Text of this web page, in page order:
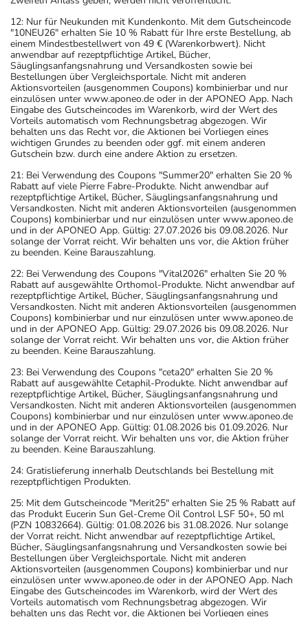
12: Nur für Neukunden mit Kundenkonto. Mit dem Gutscheincode
"10NEU26" erhalten Sie 10 % Rabatt für Ihre erste Bestellung, ab
einem Mindestbestellwert von 49 € (Warenkorbwert). Nicht
anwendbar auf rezeptpflichtige Artikel, Bücher,
Säuglingsanfangsnahrung und Versandkosten sowie bei
Bestellungen über Vergleichsportale. Nicht mit anderen
Aktionsvorteilen (ausgenommen Coupons) kombinierbar und nur
einzulösen unter www.aponeo.de oder in der APONEO App. Nach
Eingabe des Gutscheincodes im Warenkorb, wird der Wert des
Vorteils automatisch vom Rechnungsbetrag abgezogen. Wir
behalten uns das Recht vor, die Aktionen bei Vorliegen eines
wichtigen Grundes zu beenden oder ggf. mit einem anderen
Gutschein bzw. durch eine andere Aktion zu ersetzen.
21: Bei Verwendung des Coupons "Summer20" erhalten Sie 20 %
Rabatt auf viele Pierre Fabre-Produkte. Nicht anwendbar auf
rezeptpflichtige Artikel, Bücher, Säuglingsanfangsnahrung und
Versandkosten. Nicht mit anderen Aktionsvorteilen (ausgenommen
Coupons) kombinierbar und nur einzulösen unter www.aponeo.de
und in der APONEO App. Gültig: 27.07.2026 bis 09.08.2026. Nur
solange der Vorrat reicht. Wir behalten uns vor, die Aktion früher
zu beenden. Keine Barauszahlung.
22: Bei Verwendung des Coupons "Vital2026" erhalten Sie 20 %
Rabatt auf ausgewählte Orthomol-Produkte. Nicht anwendbar auf
rezeptpflichtige Artikel, Bücher, Säuglingsanfangsnahrung und
Versandkosten. Nicht mit anderen Aktionsvorteilen (ausgenommen
Coupons) kombinierbar und nur einzulösen unter www.aponeo.de
und in der APONEO App. Gültig: 29.07.2026 bis 09.08.2026. Nur
solange der Vorrat reicht. Wir behalten uns vor, die Aktion früher
zu beenden. Keine Barauszahlung.
23: Bei Verwendung des Coupons "ceta20" erhalten Sie 20 %
Rabatt auf ausgewählte Cetaphil-Produkte. Nicht anwendbar auf
rezeptpflichtige Artikel, Bücher, Säuglingsanfangsnahrung und
Versandkosten. Nicht mit anderen Aktionsvorteilen (ausgenommen
Coupons) kombinierbar und nur einzulösen unter www.aponeo.de
und in der APONEO App. Gültig: 01.08.2026 bis 01.09.2026. Nur
solange der Vorrat reicht. Wir behalten uns vor, die Aktion früher
zu beenden. Keine Barauszahlung.
24: Gratislieferung innerhalb Deutschlands bei Bestellung mit
rezeptpflichtigen Produkten.
25: Mit dem Gutscheincode "Merit25" erhalten Sie 25 % Rabatt auf
das Produkt Eucerin Sun Gel-Creme Oil Control LSF 50+, 50 ml
(PZN 10832664). Gültig: 01.08.2026 bis 31.08.2026. Nur solange
der Vorrat reicht. Nicht anwendbar auf rezeptpflichtige Artikel,
Bücher, Säuglingsanfangsnahrung und Versandkosten sowie bei
Bestellungen über Vergleichsportale. Nicht mit anderen
Aktionsvorteilen (ausgenommen Coupons) kombinierbar und nur
einzulösen unter www.aponeo.de oder in der APONEO App. Nach
Eingabe des Gutscheincodes im Warenkorb, wird der Wert des
Vorteils automatisch vom Rechnungsbetrag abgezogen. Wir
behalten uns das Recht vor, die Aktionen bei Vorliegen eines